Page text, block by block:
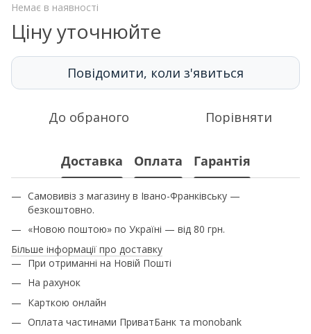
Немає в наявності
Ціну уточнюйте
Повідомити, коли з'явиться
До обраного Порівняти
Доставка Оплата Гарантія
Самовивіз з магазину в Івано-Франківську —
безкоштовно.
«Новою поштою» по Україні — від 80 грн.
Більше інформації про доставку
При отриманні на Новій Пошті
На рахунок
Карткою онлайн
Оплата частинами ПриватБанк та monobank